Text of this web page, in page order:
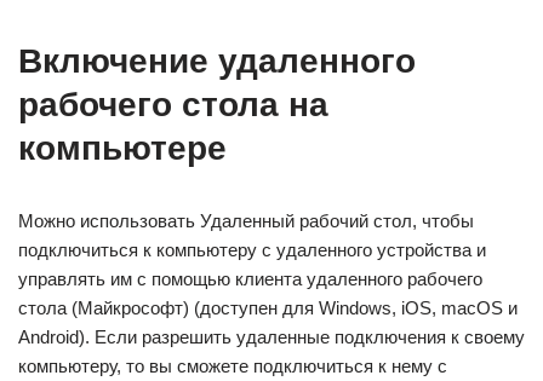
Включение удаленного
рабочего стола на
компьютере
Можно использовать Удаленный рабочий стол, чтобы
подключиться к компьютеру с удаленного устройства и
управлять им с помощью клиента удаленного рабочего
стола (Майкрософт) (доступен для Windows, iOS, macOS и
Android). Если разрешить удаленные подключения к своему
компьютеру, то вы сможете подключиться к нему с